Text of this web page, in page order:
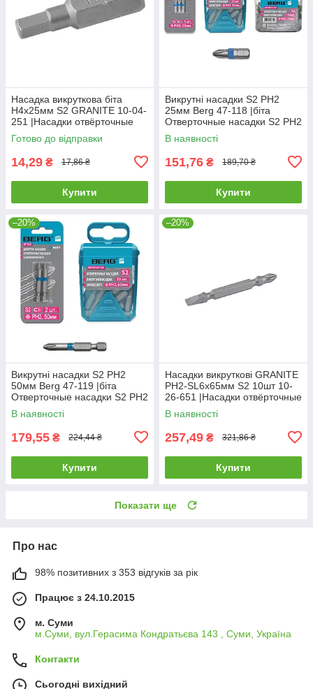
Насадка викруткова біта
H4х25мм S2 GRANITE 10-04-
251 |Насадки отвёрточные
GRANITE H4х25мм S2 10шт
10-04-251
Готово до відправки
14,29 ₴ 17,86 ₴
Купити
Викрутні насадки S2 PH2
25мм Berg 47-118 |біта
Отверточные насадки S2 PH2
25мм Berg
В наявності
151,76 ₴ 189,70 ₴
Купити
–20%
Викрутні насадки S2 PH2
50мм Berg 47-119 |біта
Отверточные насадки S2 PH2
50мм Berg
В наявності
179,55 ₴ 224,44 ₴
Купити
–20%
Насадки викруткові GRANITE
РН2-SL6х65мм S2 10шт 10-
26-651 |Насадки отвёрточные
GRANITE РН2-SL6х65мм S2
10шт 10-26-651
В наявності
257,49 ₴ 321,86 ₴
Купити
Показати ще
Про нас
98% позитивних з 353 відгуків за рік
Працює з 24.10.2015
м. Суми
м.Суми, вул.Герасима Кондратьєва 143 , Суми, Україна
Контакти
Сьогодні вихідний